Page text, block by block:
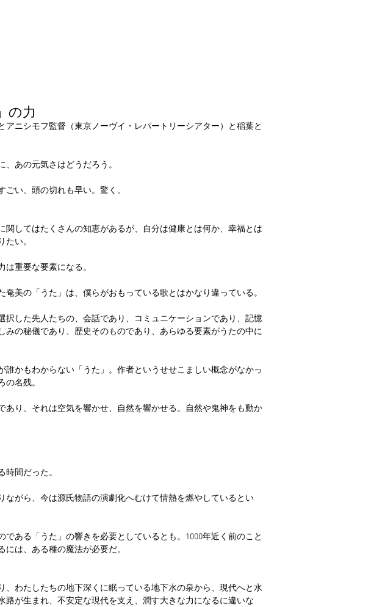
の力
アニシモフ監督（東京ノーヴイ・レパートリーシアター）と稲葉と
あの元気さはどうだろう。
い、頭の切れも早い。驚く。
関してはたくさんの知恵があるが、自分は健康とは何か、幸福とは
い。
重要な要素になる。
美の「うた」は、僕らがおもっている歌とはかなり違っている。
択した先人たちの、会話であり、コミュニケーションであり、記憶
みの秘儀であり、歴史そのものであり、あらゆる要素がうたの中に
誰かもわからない「うた」。作者というせせこましい概念がなかっ
名残。
あり、それは空気を響かせ、自然を響かせる。自然や鬼神をも動か
間だった。
ながら、今は源氏物語の演劇化へむけて情熱を燃やしているとい
である「うた」の響きを必要としているとも。1000年近く前のこと
は、ある種の魔法が必要だ。
、わたしたちの地下深くに眠っている地下水の泉から、現代へと水
路が生まれ、不安定な現代を支え、潤す大きな力になるに違いな